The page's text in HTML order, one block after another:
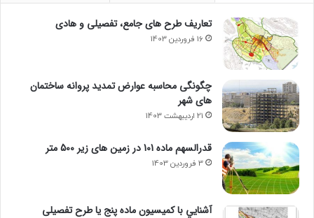
تعاریف طرح های جامع، تفصیلی و هادی
16 فروردین 1403
چگونگی محاسبه عوارض تمدید پروانه ساختمان
های شهر
21 اردیبهشت 1403
قدرالسهم ماده 101 در زمین های زیر 500 متر
3 فروردین 1403
آشنايي با كميسيون ماده پنج یا طرح تفصیلی